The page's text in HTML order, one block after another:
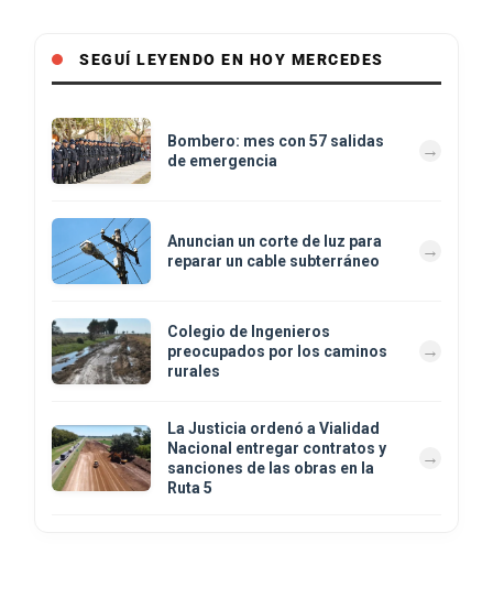
SEGUÍ LEYENDO EN HOY MERCEDES
Bombero: mes con 57 salidas
de emergencia
Anuncian un corte de luz para
reparar un cable subterráneo
Colegio de Ingenieros
preocupados por los caminos
rurales
La Justicia ordenó a Vialidad
Nacional entregar contratos y
sanciones de las obras en la
Ruta 5